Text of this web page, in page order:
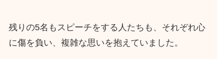
残りの5名もスピーチをする人たちも、それぞれ心
に傷を負い、複雑な思いを抱えていました。